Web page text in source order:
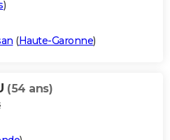
)
(Haute-Garonne)
(54 ans)